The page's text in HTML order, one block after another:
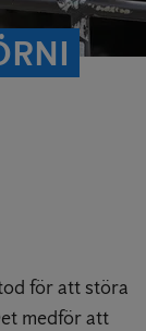
för att störa
medför att